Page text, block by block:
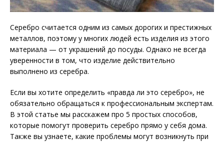
Серебро считается одним из самых дорогих и престижных
металлов, поэтому у многих людей есть изделия из этого
материала — от украшений до посуды. Однако не всегда
уверенности в том, что изделие действительно
выполнено из серебра.
Если вы хотите определить «правда ли это серебро», не
обязательно обращаться к профессиональным экспертам.
В этой статье мы расскажем про 5 простых способов,
которые помогут проверить серебро прямо у себя дома.
Также вы узнаете, какие проблемы могут возникнуть при